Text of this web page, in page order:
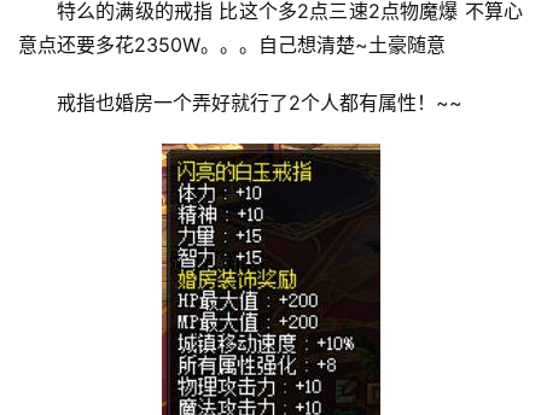
特么的满级的戒指 比这个多2点三速2点物魔爆 不算心
意点还要多花2350W。。。自己想清楚~土豪随意
戒指也婚房一个弄好就行了2个人都有属性！~~